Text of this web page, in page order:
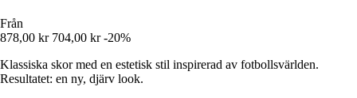
Från
878,00 kr 704,00 kr -20%
Klassiska skor med en estetisk stil inspirerad av fotbollsvärlden.
Resultatet: en ny, djärv look.